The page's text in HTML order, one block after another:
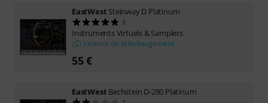
EastWest Steinway D Platinum
5
Instruments Virtuels & Samplers
Licence de téléchargement
55 €
EastWest Bechstein D-280 Platinum